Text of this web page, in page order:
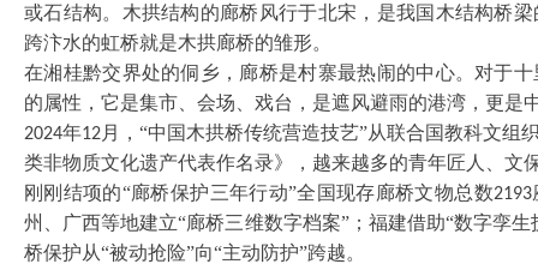
或石结构。木拱结构的廊桥风行于北宋，是我国木结构桥
跨汴水的虹桥就是木拱廊桥的雏形。
在湘桂黔交界处的侗乡，廊桥是村寨最热闹的中心。对于
的属性，它是集市、会场、戏台，是遮风避雨的港湾，更是
2024年12月，“中国木拱桥传统营造技艺”从联合国教科文
类非物质文化遗产代表作名录》，越来越多的青年匠人、文
刚刚结项的“廊桥保护三年行动”全国现存廊桥文物总数2193
州、广西等地建立“廊桥三维数字档案”；福建借助“数字孪
桥保护从“被动抢险”向“主动防护”跨越。